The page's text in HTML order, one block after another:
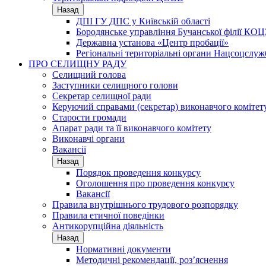
Назад
ДПІ ГУ ДПС у Київській області
Бородянське управління Бучанської філії
Державна установа «Центр пробації»
Регіональні територіальні органи
ПРО СЕЛИЩНУ РАДУ
Селищний голова
Заступники селищного голови
Секретар селищної ради
Керуючий справами (секретар) виконавчого
Старости громади
Апарат ради та її виконавчого комітету
Виконавчі органи
Вакансії
Назад
Порядок проведення конкурсу
Оголошення про проведення конкурсу
Вакансії
Правила внутрішнього трудового розпорядку
Правила етичної поведінки
Антикорупційна діяльність
Назад
Нормативні документи
Методичні рекомендації, роз’яснення